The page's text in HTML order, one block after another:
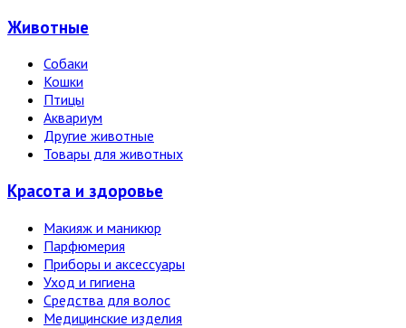
Животные
Собаки
Кошки
Птицы
Аквариум
Другие животные
Товары для животных
Красота и здоровье
Макияж и маникюр
Парфюмерия
Приборы и аксессуары
Уход и гигиена
Средства для волос
Медицинские изделия